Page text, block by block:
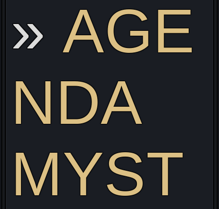
Visitez mon site web pour découvrir mon projet Live
alliant Gaming/Streaming/Cosplay !
AGE
NDA
MYST